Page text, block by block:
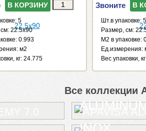
В КОРЗИНУ
5
22.5x90
0.993
м2
кг: 24.775
Звоните В
Шт.в упаковке: 5
Размер, см:
М2 в упаковке:
Ед.измерения:
Веc упаковки,
Все коллекции
INOX